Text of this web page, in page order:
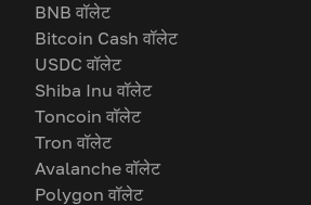
BNB वॉलेट
Bitcoin Cash वॉलेट
USDC वॉलेट
Shiba Inu वॉलेट
Toncoin वॉलेट
Tron वॉलेट
Avalanche वॉलेट
Polygon वॉलेट